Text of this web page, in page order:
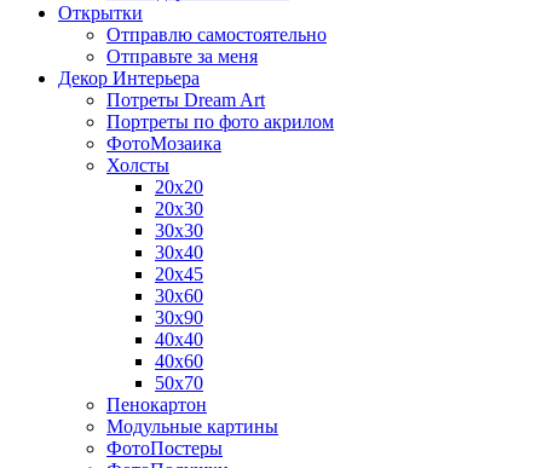
Открытки
Отправлю самостоятельно
Отправьте за меня
Декор Интерьера
Потреты Dream Art
Портреты по фото акрилом
ФотоМозаика
Холсты
20х20
20х30
30х30
30х40
20х45
30х60
30х90
40х40
40х60
50х70
Пенокартон
Модульные картины
ФотоПостеры